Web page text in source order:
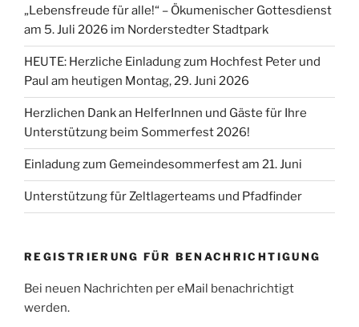
„Lebensfreude für alle!“ – Ökumenischer Gottesdienst
am 5. Juli 2026 im Norderstedter Stadtpark
HEUTE: Herzliche Einladung zum Hochfest Peter und
Paul am heutigen Montag, 29. Juni 2026
Herzlichen Dank an HelferInnen und Gäste für Ihre
Unterstützung beim Sommerfest 2026!
Einladung zum Gemeindesommerfest am 21. Juni
Unterstützung für Zeltlagerteams und Pfadfinder
REGISTRIERUNG FÜR BENACHRICHTIGUNG
Bei neuen Nachrichten per eMail benachrichtigt
werden.